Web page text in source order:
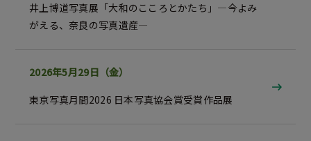
井上博道写真展「大和のこころとかたち」―今よみ
がえる、奈良の写真遺産―
2026年5月29日（金）
東京写真月間2026 日本写真協会賞受賞作品展